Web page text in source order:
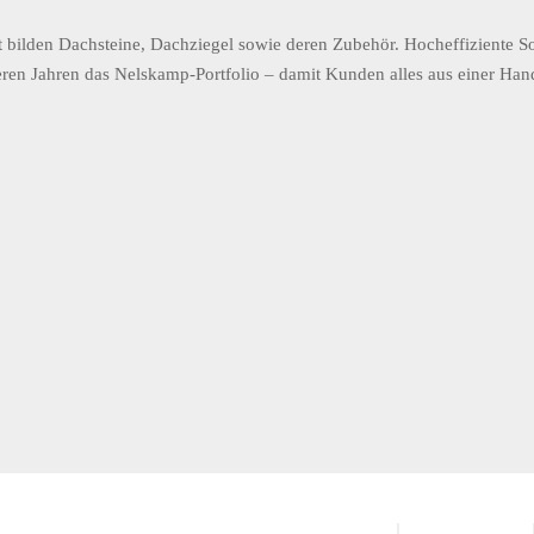
bilden Dachsteine, Dachziegel sowie deren Zubehör. Hocheffiziente
Jahren das Nelskamp-Portfolio – damit Kunden alles aus einer